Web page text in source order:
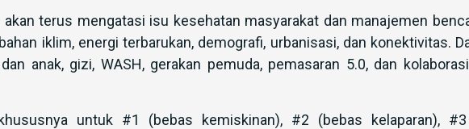
akan terus mengatasi isu kesehatan masyarakat dan manajemen
iklim, energi terbarukan, demografi, urbanisasi, dan konektivitas.
anak, gizi, WASH, gerakan pemuda, pemasaran 5.0, dan
untuk #1 (bebas kemiskinan), #2 (bebas kelaparan),